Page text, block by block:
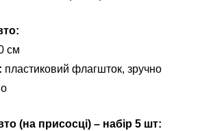
см
пластиковий флагшток, зручно
(на присосці) – набір 5 шт: